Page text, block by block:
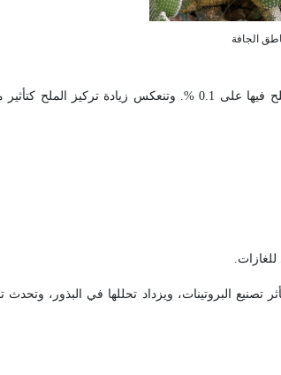
تنشأ الملوحة نتيجة زيادة تركيز أملاح الصوديوم والمغنزيوم. وتعدّ الأرض مالحة إذا زاد تركيز الملح فيها على 0.1
.
البروتينات، ويزداد تحللها في البذور، وتحدث